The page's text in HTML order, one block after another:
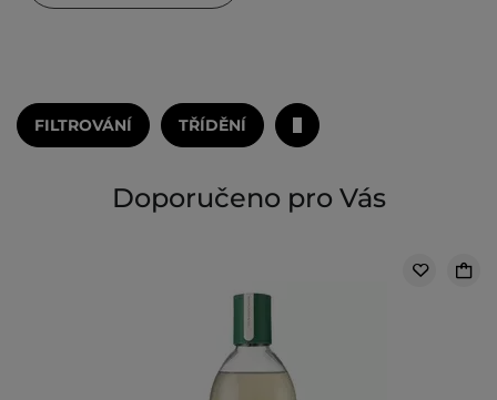
FILTROVÁNÍ TŘÍDĚNÍ
Doporučeno pro Vás